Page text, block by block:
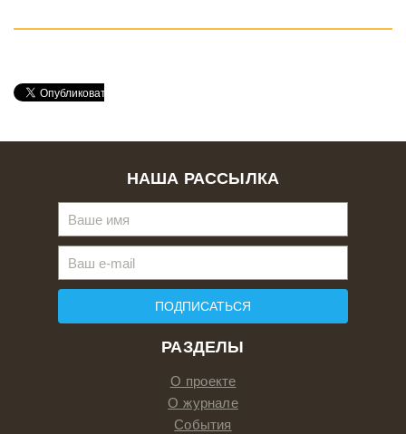
РАЗДЕЛЫ
О проекте
О журнале
События
НАША РАССЫЛКА
ПОДПИСАТЬСЯ